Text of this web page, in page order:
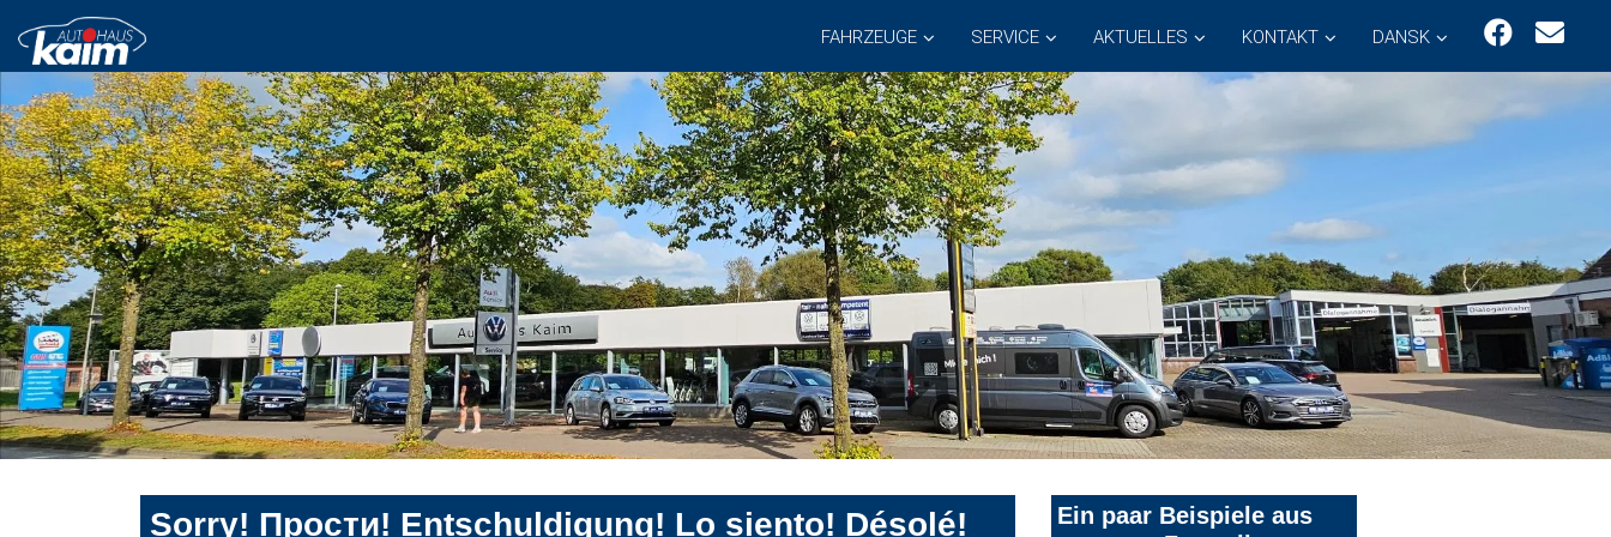
FAHRZEUGE SERVICE AKTUELLES KONTAKT DANSK
Sorry! Прости! Entschuldigung! Lo siento! Désolé!
Ein paar Beispiele aus